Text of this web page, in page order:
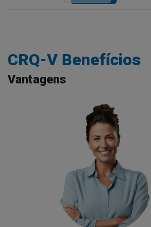
CRQ-V Benefícios
Vantagens